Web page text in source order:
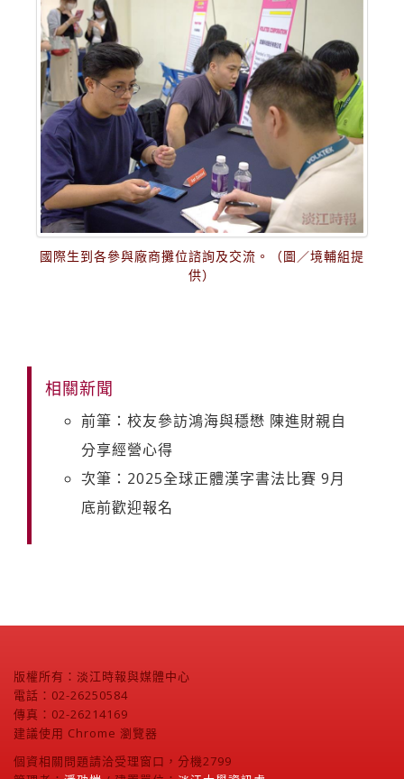
國際生到各參與廠商攤位諮詢及交流。（圖／境輔組提
供）
相關新聞
前筆：校友參訪鴻海與穩懋 陳進財親自
分享經營心得
次筆：2025全球正體漢字書法比賽 9月
底前歡迎報名
版權所有：淡江時報與媒體中心
電話：02-26250584
傳真：02-26214169
建議使用 Chrome 瀏覽器
個資相關問題請洽受理窗口，分機2799